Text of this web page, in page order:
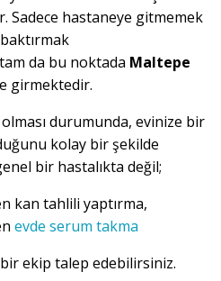
Sadece hastaneye gitmemek
da bu noktada Maltepe
girmektedir.
durumunda, evinize bir
kolay bir şekilde
bir hastalıkta değil;
kan tahlili yaptırma,
evde serum takma
ekip talep edebilirsiniz.